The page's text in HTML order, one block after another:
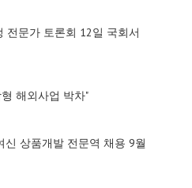
전문가 토론회 12일 국회서
해외사업 박차"
신 상품개발 전문역 채용 9월